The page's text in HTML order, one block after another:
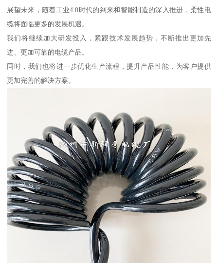
展望未来，随着工业4.0时代的到来和智能制造的深入推进，柔性电
缆将面临更多的发展机遇。
我们将继续加大研发投入，紧跟技术发展趋势，不断推出更加先
进、更加可靠的电缆产品。
同时，我们也将进一步优化生产流程，提升产品性能，为客户提供
更加完善的解决方案。